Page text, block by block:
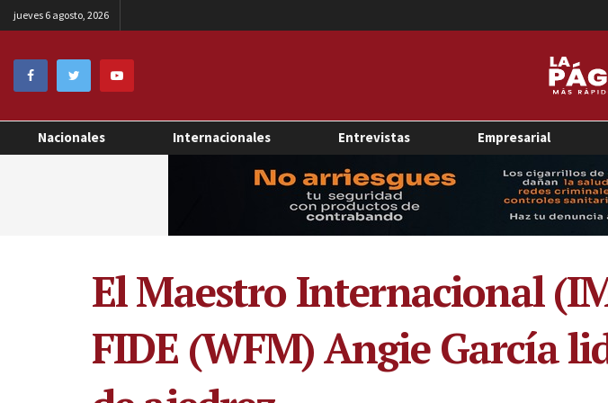
jueves 6 agosto, 2026
Nacionales Internacionales Entrevistas Empresarial
El Maestro Internacional
FIDE (WFM) Angie García